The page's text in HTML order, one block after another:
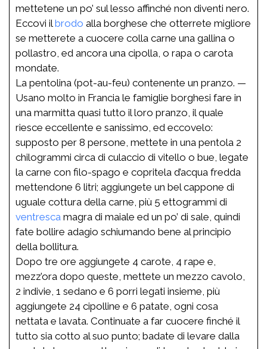
mettetene un po’ sul lesso affinché non diventi nero.
Eccovi ilbrodo alla borghese che otterrete migliore
se metterete a cuocere colla carne una gallina o
pollastro, ed ancora una cipolla, o rapa o carota
mondate.
La pentolina (pot-au-feu) contenente un pranzo. —
Usano molto in Francia le famiglie borghesi fare in
una marmitta quasi tutto il loro pranzo, il quale
riesce eccellente e sanissimo, ed eccovelo:
supposto per 8 persone, mettete in una pentola 2
chilogrammi circa di culaccio di vitello o bue, legate
la carne con filo-spago e copritela d’acqua fredda
mettendone 6 litri; aggiungete un bel cappone di
uguale cottura della carne, più 5 ettogrammi di
ventresca magra di maiale ed un po’ di sale, quindi
fate bollire adagio schiumando bene al principio
della bollitura.
Dopo tre ore aggiungete 4 carote, 4 rape e,
mezz’ora dopo queste, mettete un mezzo cavolo,
2 indivie, 1 sedano e 6 porri legati insieme, più
aggiungete 24 cipolline e 6 patate, ogni cosa
nettata e lavata. Continuate a far cuocere finché il
tutto sia cotto al suo punto; badate di levare dalla